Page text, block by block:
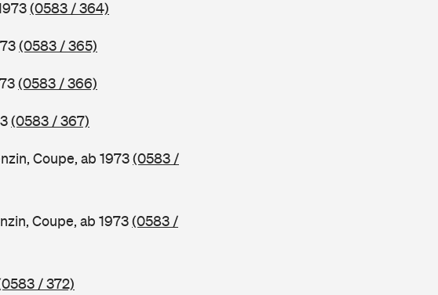
(0583 / 364)
(0583 / 365)
(0583 / 366)
(0583 / 367)
Coupe, ab 1973(0583 /
Coupe, ab 1973(0583 /
/ 372)